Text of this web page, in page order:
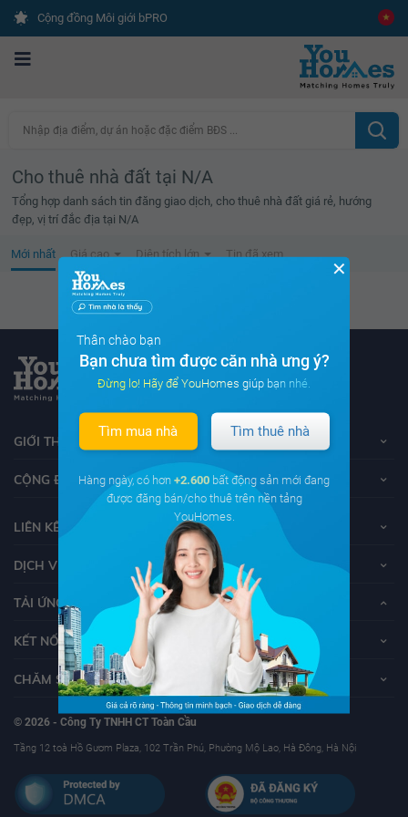
Cộng đồng Môi giới bPRO
Nhập địa điểm, dự án hoặc đặc điểm BĐS ...
Cho thuê nhà đất tại N/A
Tổng hợp danh sách tin đăng giao dịch, cho thuê nhà đất giá rẻ, hướng
đẹp, vị trí đắc địa tại N/A
Mới nhất Giá cao Diện tích lớn Tin đã xem
Không tìm thấy tin bất động sản nào
GIỚI THIỆU VỀ YOUHOMES
CỘNG ĐỒNG YOUHOMERS
LIÊN KẾT
DỊCH VỤ KHÁCH HÀNG
TẢI ỨNG DỤNG YOUHOMES
KẾT NỐI VỚI YOUHOMES
CHĂM SÓC KHÁCH HÀNG
© 2026 - Công Ty TNHH CT Toàn Cầu
Tầng 12 toà Hồ Gươm Plaza, 102 Trần Phú, Phường Mộ Lao, Hà Đông, Hà Nội
✕
Thân chào bạn
Bạn chưa tìm được căn nhà ưng ý?
Đừng lo! Hãy để YouHomes giúp bạn nhé.
Tìm mua nhà Tìm thuê nhà
Hàng ngày, có hơn +2.600 bất động sản mới đang
được đăng bán/cho thuê trên nền tảng
YouHomes.